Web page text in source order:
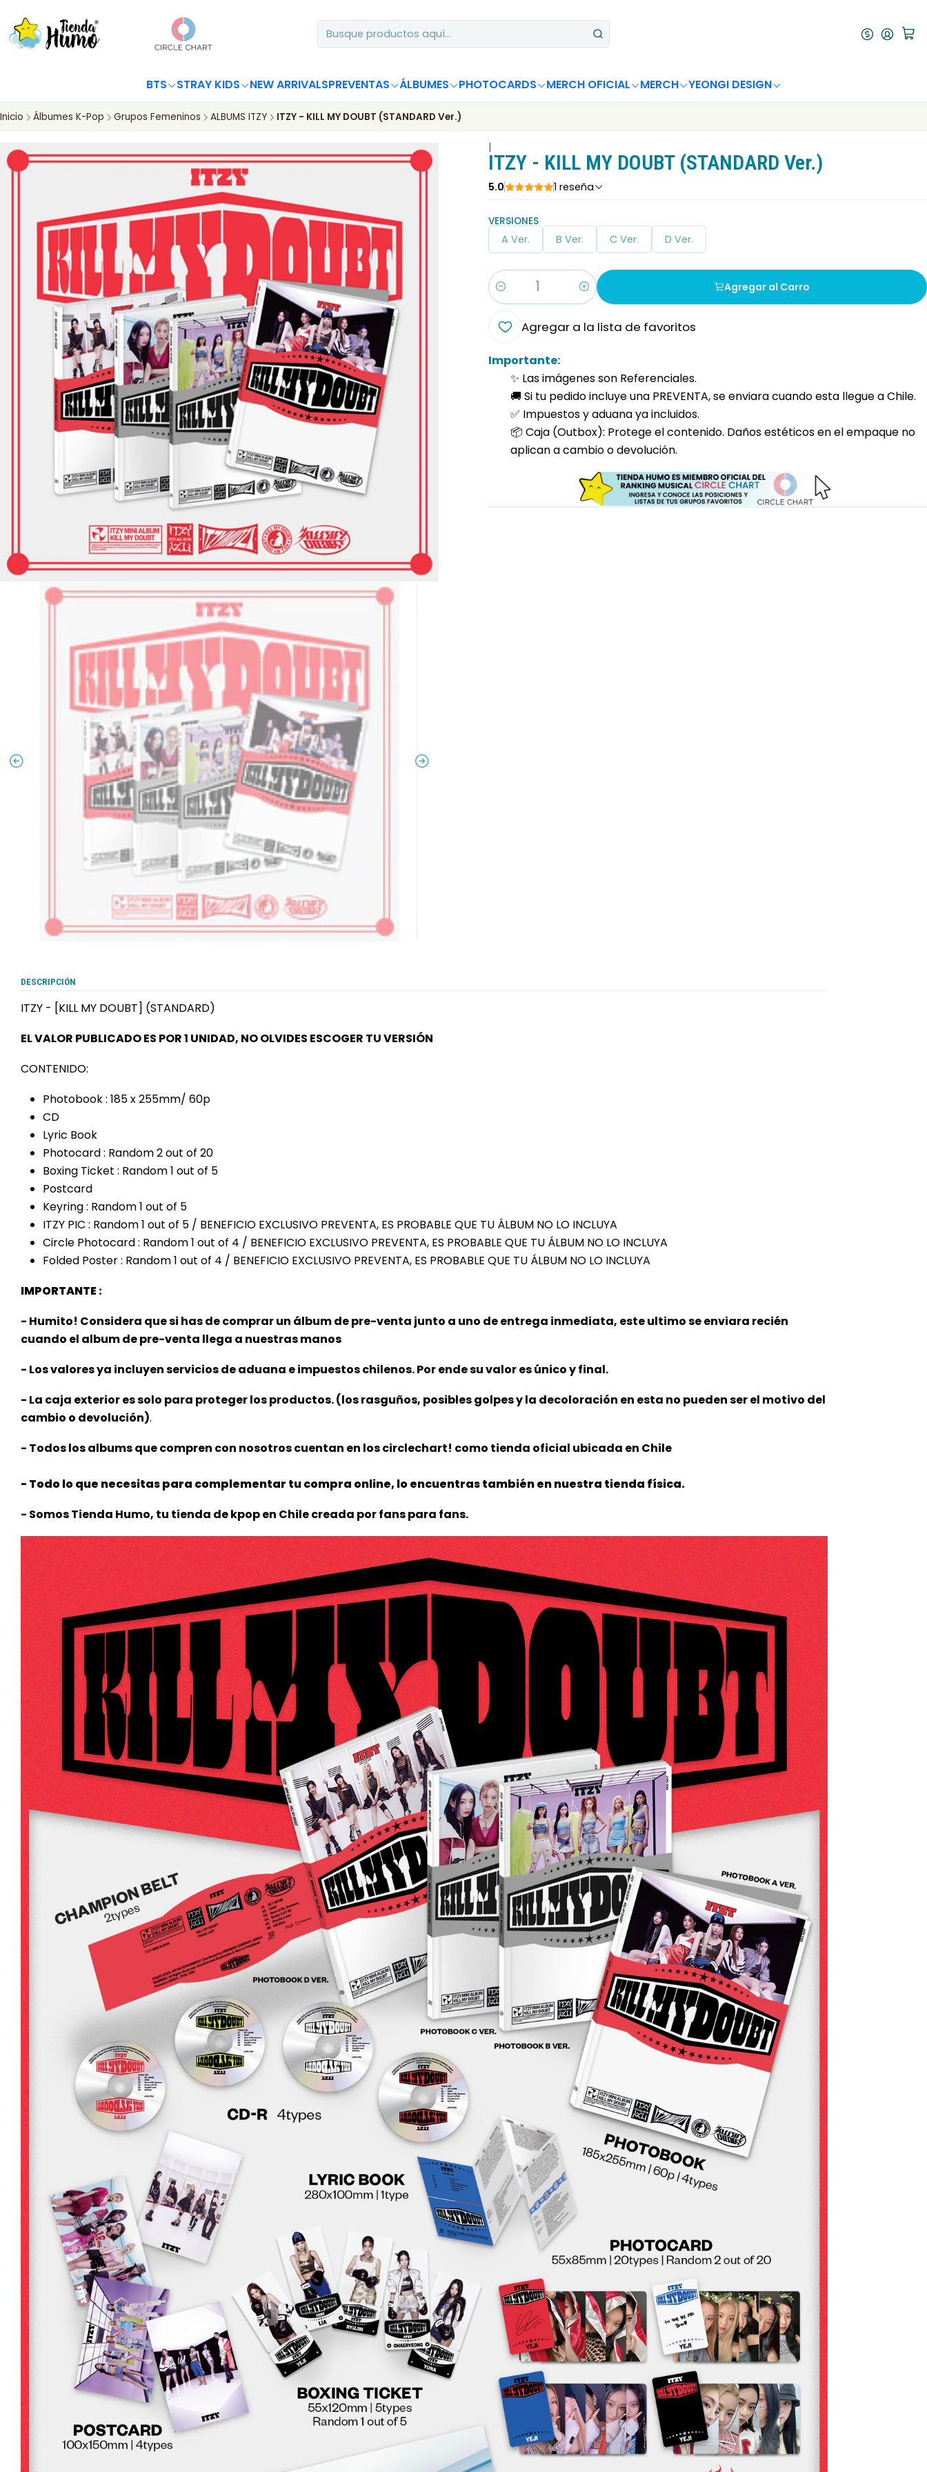
BTS STRAY KIDS NEW ARRIVALSPREVENTAS ÁLBUMES PHOTOCARDS MERCH OFICIAL MERCH YEONGI DESIGN
Inicio Álbumes K-Pop Grupos Femeninos ALBUMS ITZY ITZY - KILL MY DOUBT (STANDARD Ver.)
|
ITZY - KILL MY DOUBT (STANDARD Ver.)
5.0 1 reseña
VERSIONES
A Ver. B Ver. C Ver. D Ver.
Cantidad
Agregar al Carro
Agregar a la lista de favoritos
Importante:
✨ Las imágenes son Referenciales.
🚚 Si tu pedido incluye una PREVENTA, se enviara cuando esta llegue a Chile.
✅ Impuestos y aduana ya incluidos.
📦 Caja (Outbox): Protege el contenido. Daños estéticos en el empaque no
aplican a cambio o devolución.
DESCRIPCIÓN
ITZY - [KILL MY DOUBT] (STANDARD)
EL VALOR PUBLICADO ES POR 1 UNIDAD, NO OLVIDES ESCOGER TU VERSIÓN
CONTENIDO:
Photobook : 185 x 255mm/ 60p
CD
Lyric Book
Photocard : Random 2 out of 20
Boxing Ticket : Random 1 out of 5
Postcard
Keyring : Random 1 out of 5
ITZY PIC : Random 1 out of 5 / BENEFICIO EXCLUSIVO PREVENTA, ES PROBABLE QUE TU ÁLBUM NO LO INCLUYA
Circle Photocard : Random 1 out of 4 / BENEFICIO EXCLUSIVO PREVENTA, ES PROBABLE QUE TU ÁLBUM NO LO INCLUYA
Folded Poster : Random 1 out of 4 / BENEFICIO EXCLUSIVO PREVENTA, ES PROBABLE QUE TU ÁLBUM NO LO INCLUYA
IMPORTANTE :
- Humito! Considera que si has de comprar un álbum de pre-venta junto a uno de entrega inmediata, este ultimo se enviara recién
cuando el album de pre-venta llega a nuestras manos
- Los valores ya incluyen servicios de aduana e impuestos chilenos. Por ende su valor es único y final.
- La caja exterior es solo para proteger los productos. (los rasguños, posibles golpes y la decoloración en esta no pueden ser el motivo del
cambio o devolución).
- Todos los albums que compren con nosotros cuentan en los circlechart! como tienda oficial ubicada en Chile
- Todo lo que necesitas para complementar tu compra online, lo encuentras también en nuestra tienda física.
- Somos Tienda Humo, tu tienda de kpop en Chile creada por fans para fans.